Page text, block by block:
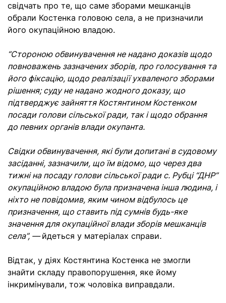
свідчать про те, що саме зборами мешканців
обрали Костенка головою села, а не призначили
його окупаційною владою.
“Стороною обвинувачення не надано доказів щодо
повноважень зазначених зборів, про голосування та
його фіксацію, щодо реалізації ухваленого зборами
рішення; суду не надано жодного доказу, що
підтверджує зайняття Костянтином Костенком
посади голови сільської ради, так і щодо обрання
до певних органів влади окупанта.
Свідки обвинувачення, які були допитані в судовому
засіданні, зазначили, що їм відомо, що через два
тижні на посаду голови сільської ради с. Рубці “ДНР”
окупаційною владою була призначена інша людина, і
ніхто не повідомив, яким чином відбулось це
призначення, що ставить під сумнів будь-яке
значення для окупаційної влади зборів мешканців
села”, —йдеться у матеріалах справи.
Відтак, у діях Костянтина Костенка не змогли
знайти складу правопорушення, яке йому
інкримінували, тож чоловіка виправдали.